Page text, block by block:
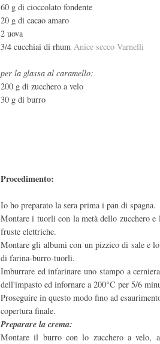
60 g di cioccolato fondente
20 g di cacao amaro
2 uova
3/4 cucchiai di rhum Anice secco Varnelli
per la glassa al caramello:
200 g di zucchero a velo
30 g di burro
Procedimento:
Io ho preparato la sera prima i pan di spagna.
Montare i tuorli con la metà dello zucchero
fruste elettriche.
Montare gli albumi con un pizzico di sale e
di farina-burro-tuorli.
Imburrare ed infarinare uno stampo a
dell'impasto ed infornare a 200°C per 5/6
Proseguire in questo modo fino ad
copertura finale.
Preparare la crema:
Montare il burro con lo zucchero a velo,